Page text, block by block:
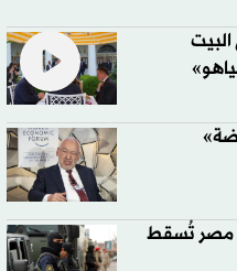
البيت
مصر تُسقط